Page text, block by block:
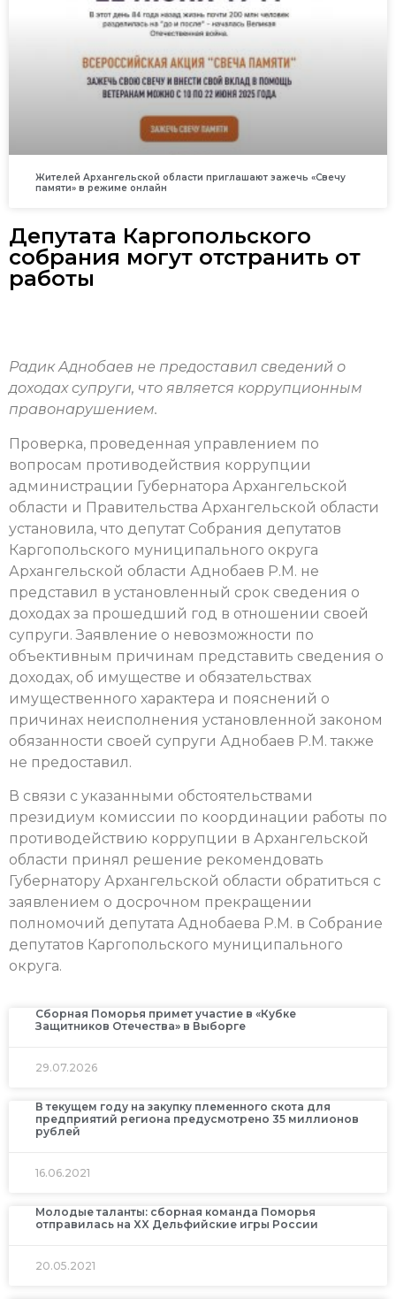
Жителей Архангельской области приглашают зажечь «Свечу
памяти» в режиме онлайн
Депутата Каргопольского
собрания могут отстранить от
работы
Радик Аднобаев не предоставил сведений о
доходах супруги, что является коррупционным
правонарушением.
Проверка, проведенная управлением по
вопросам противодействия коррупции
администрации Губернатора Архангельской
области и Правительства Архангельской области
установила, что депутат Собрания депутатов
Каргопольского муниципального округа
Архангельской области Аднобаев Р.М. не
представил в установленный срок сведения о
доходах за прошедший год в отношении своей
супруги. Заявление о невозможности по
объективным причинам представить сведения о
доходах, об имуществе и обязательствах
имущественного характера и пояснений о
причинах неисполнения установленной законом
обязанности своей супруги Аднобаев Р.М. также
не предоставил.
В связи с указанными обстоятельствами
президиум комиссии по координации работы по
противодействию коррупции в Архангельской
области принял решение рекомендовать
Губернатору Архангельской области обратиться с
заявлением о досрочном прекращении
полномочий депутата Аднобаева Р.М. в Собрание
депутатов Каргопольского муниципального
округа.
Сборная Поморья примет участие в «Кубке
Защитников Отечества» в Выборге
29.07.2026
В текущем году на закупку племенного скота для
предприятий региона предусмотрено 35 миллионов
рублей
16.06.2021
Молодые таланты: сборная команда Поморья
отправилась на XX Дельфийские игры России
20.05.2021